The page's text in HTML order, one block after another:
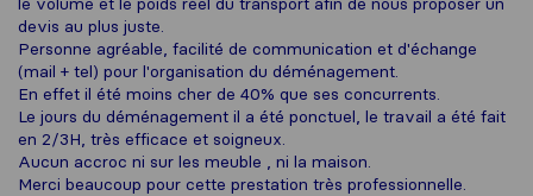
devis au plus juste.
Personne agréable, facilité de communication et d'échange
(mail + tel) pour l'organisation du déménagement.
En effet il été moins cher de 40% que ses concurrents.
Le jours du déménagement il a été ponctuel, le travail a été fait
en 2/3H, très efficace et soigneux.
Aucun accroc ni sur les meuble , ni la maison.
Merci beaucoup pour cette prestation très professionnelle.